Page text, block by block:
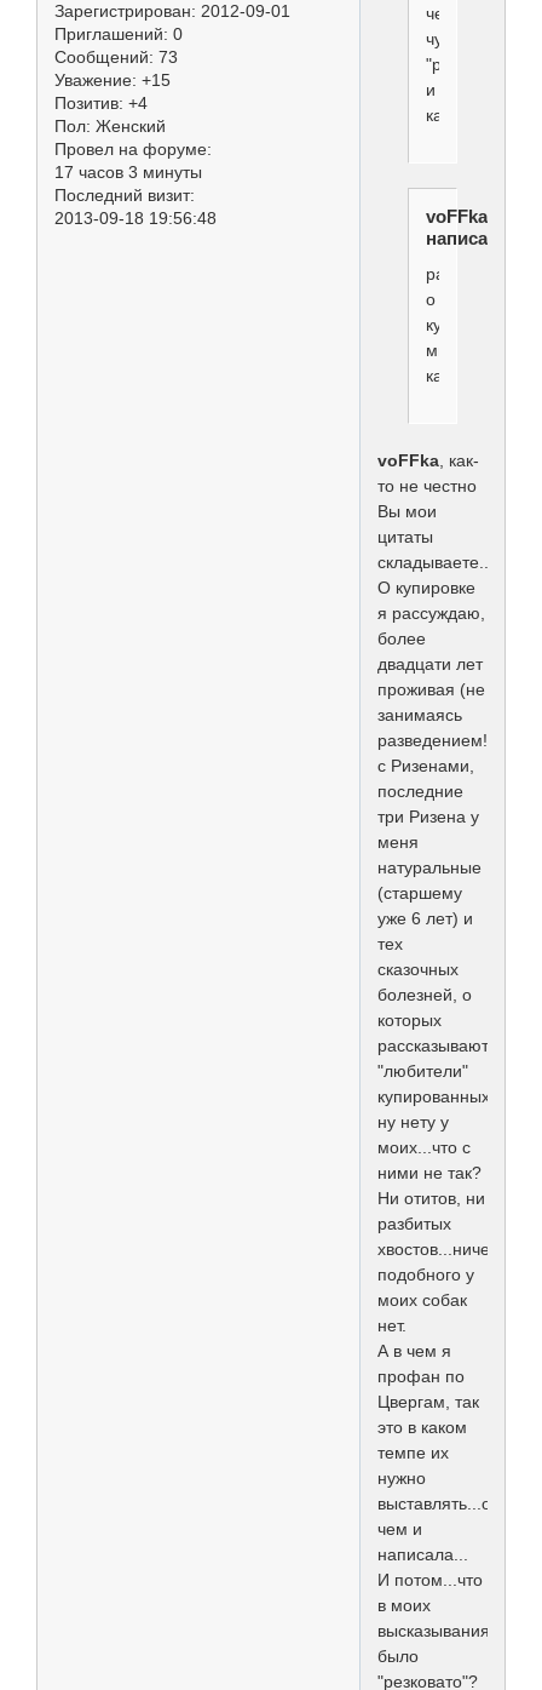
Зарегистрирован: 2012-09-01
Приглашений: 0
Сообщений: 73
Уважение: +15
Позитив: +4
Пол: Женский
Провел на форуме:
17 часов 3 минуты
Последний визит:
2013-09-18 19:56:48
через
чур
"резковато"
и
категорично
voFFka
написал(а):
рассуждаете
о
купировке
мне
кажется...
voFFka , как-
то не честно
Вы мои
цитаты
складываете...
О купировке
я рассуждаю,
более
двадцати лет
проживая (не
занимаясь
разведением!!!)
с Ризенами,
последние
три Ризена у
меня
натуральные
(старшему
уже 6 лет) и
тех
сказочных
болезней, о
которых
рассказывают
"любители"
купированных
ну нету у
моих...что с
ними не так?
Ни отитов, ни
разбитых
хвостов...ничего
подобного у
моих собак
нет.
А в чем я
профан по
Цвергам, так
это в каком
темпе их
нужно
выставлять...о
чем и
написала...
И потом...что
в моих
высказываниях
было
"резковато"?